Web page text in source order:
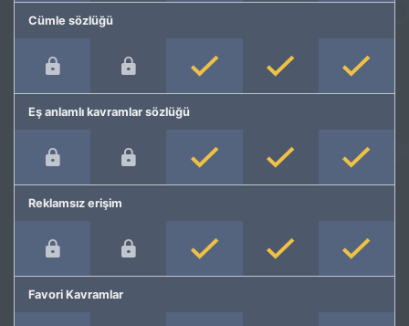
Cümle sözlüğü
Eş anlamlı kavramlar sözlüğü
Reklamsız erişim
Favori Kavramlar